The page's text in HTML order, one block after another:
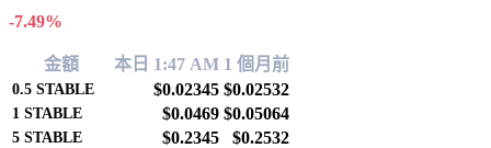
-7.49%
金額 本日 1:47 AM 1 個月前
0.5 STABLE $0.02345 $0.02532
1 STABLE $0.0469 $0.05064
5 STABLE $0.2345 $0.2532